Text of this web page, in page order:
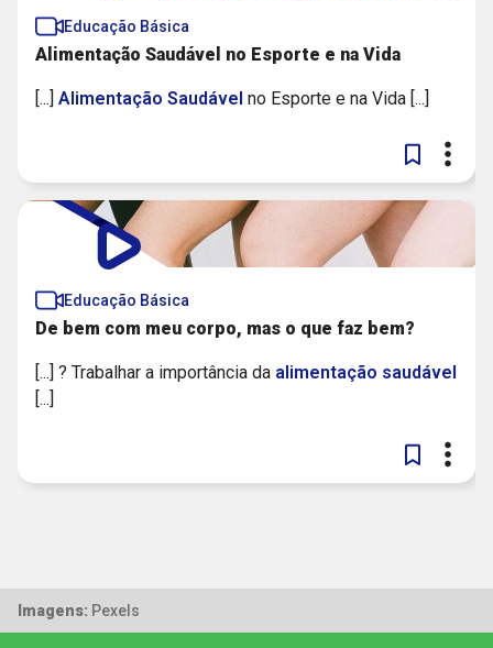
Educação Básica
Alimentação Saudável no Esporte e na Vida
[...] Alimentação Saudável no Esporte e na Vida [...]
Educação Básica
De bem com meu corpo, mas o que faz bem? ​
[...] ? Trabalhar a importância da alimentação saudável
[...]
Imagens: Pexels